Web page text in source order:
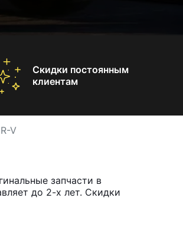
Скидки постоянным
клиентам
V
запчасти в
до 2-х лет. Скидки